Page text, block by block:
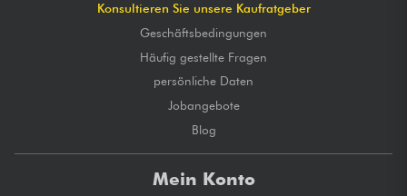
Konsultieren Sie unsere Kaufratgeber
Geschäftsbedingungen
Häufig gestellte Fragen
persönliche Daten
Jobangebote
Blog
Mein Konto